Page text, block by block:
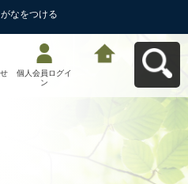
なをつける
個人会員ログイ
ン